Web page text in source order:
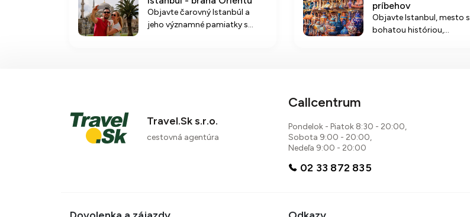
Objavte čarovný Istanbúl a
jeho významné pamiatky s
príbehov
Objavte Istanbul, mesto s
bohatou históriou,
Travel.Sk s.r.o.
cestovná agentúra
Callcentrum
Pondelok - Piatok 8:30 - 20:00,
Sobota 9:00 - 20:00,
Nedeľa 9:00 - 20:00
02 33 872 835